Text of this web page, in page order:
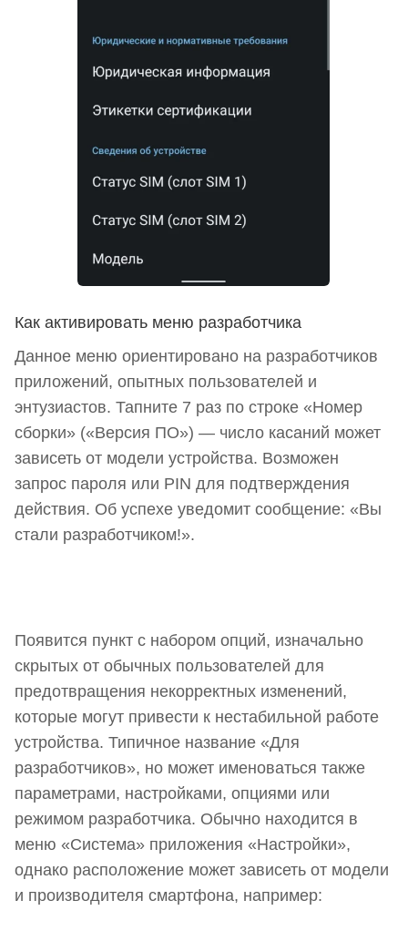
Как активировать меню разработчика
Данное меню ориентировано на разработчиков
приложений, опытных пользователей и
энтузиастов. Тапните 7 раз по строке «Номер
сборки» («Версия ПО») — число касаний может
зависеть от модели устройства. Возможен
запрос пароля или PIN для подтверждения
действия. Об успехе уведомит сообщение: «Вы
стали разработчиком!».
Появится пункт с набором опций, изначально
скрытых от обычных пользователей для
предотвращения некорректных изменений,
которые могут привести к нестабильной работе
устройства. Типичное название «Для
разработчиков», но может именоваться также
параметрами, настройками, опциями или
режимом разработчика. Обычно находится в
меню «Система» приложения «Настройки»,
однако расположение может зависеть от модели
и производителя смартфона, например: